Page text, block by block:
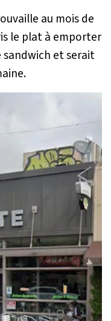
au mois de
le plat à emporter
sandwich et serait